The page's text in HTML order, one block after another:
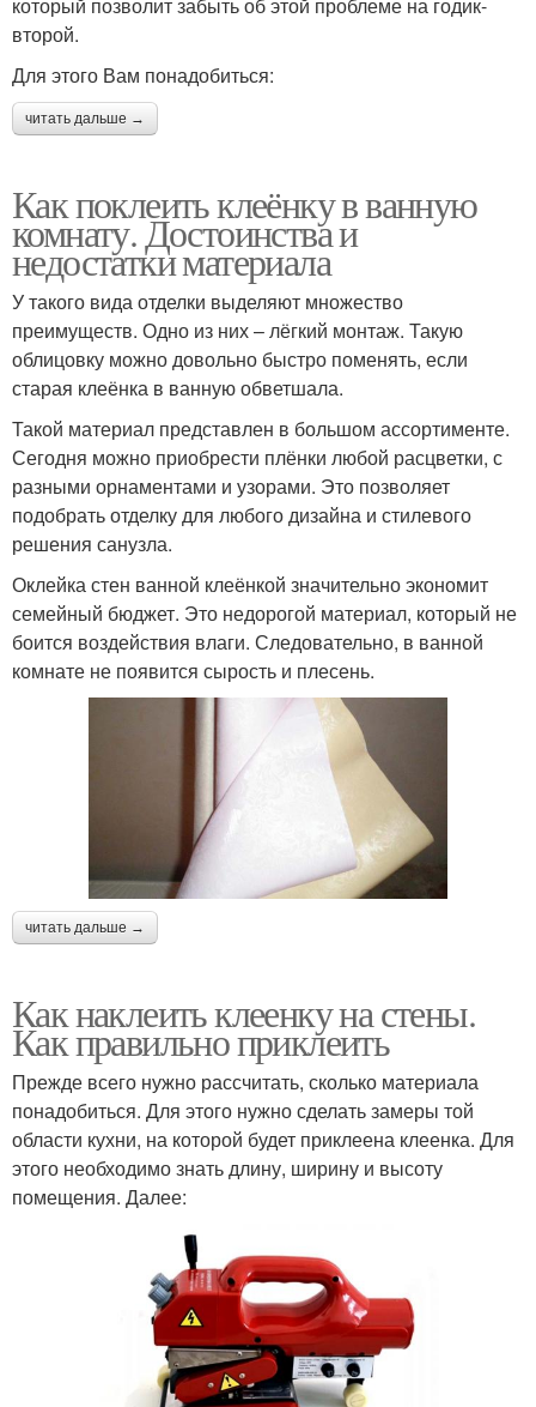
второй.
Для этого Вам понадобиться:
читать дальше →
Как поклеить клеёнку в ванную
комнату. Достоинства и
недостатки материала
У такого вида отделки выделяют множество
преимуществ. Одно из них – лёгкий монтаж. Такую
облицовку можно довольно быстро поменять, если
старая клеёнка в ванную обветшала.
Такой материал представлен в большом ассортименте.
Сегодня можно приобрести плёнки любой расцветки, с
разными орнаментами и узорами. Это позволяет
подобрать отделку для любого дизайна и стилевого
решения санузла.
Оклейка стен ванной клеёнкой значительно экономит
семейный бюджет. Это недорогой материал, который не
боится воздействия влаги. Следовательно, в ванной
комнате не появится сырость и плесень.
читать дальше →
Как наклеить клеенку на стены.
Как правильно приклеить
Прежде всего нужно рассчитать, сколько материала
понадобиться. Для этого нужно сделать замеры той
области кухни, на которой будет приклеена клеенка. Для
этого необходимо знать длину, ширину и высоту
помещения. Далее: